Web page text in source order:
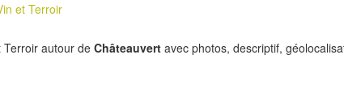
et Terroir
Terroir autour de Châteauvert avec photos, descriptif,